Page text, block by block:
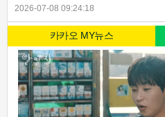
2026-07-08 09:24:18
카카오 MY뉴스